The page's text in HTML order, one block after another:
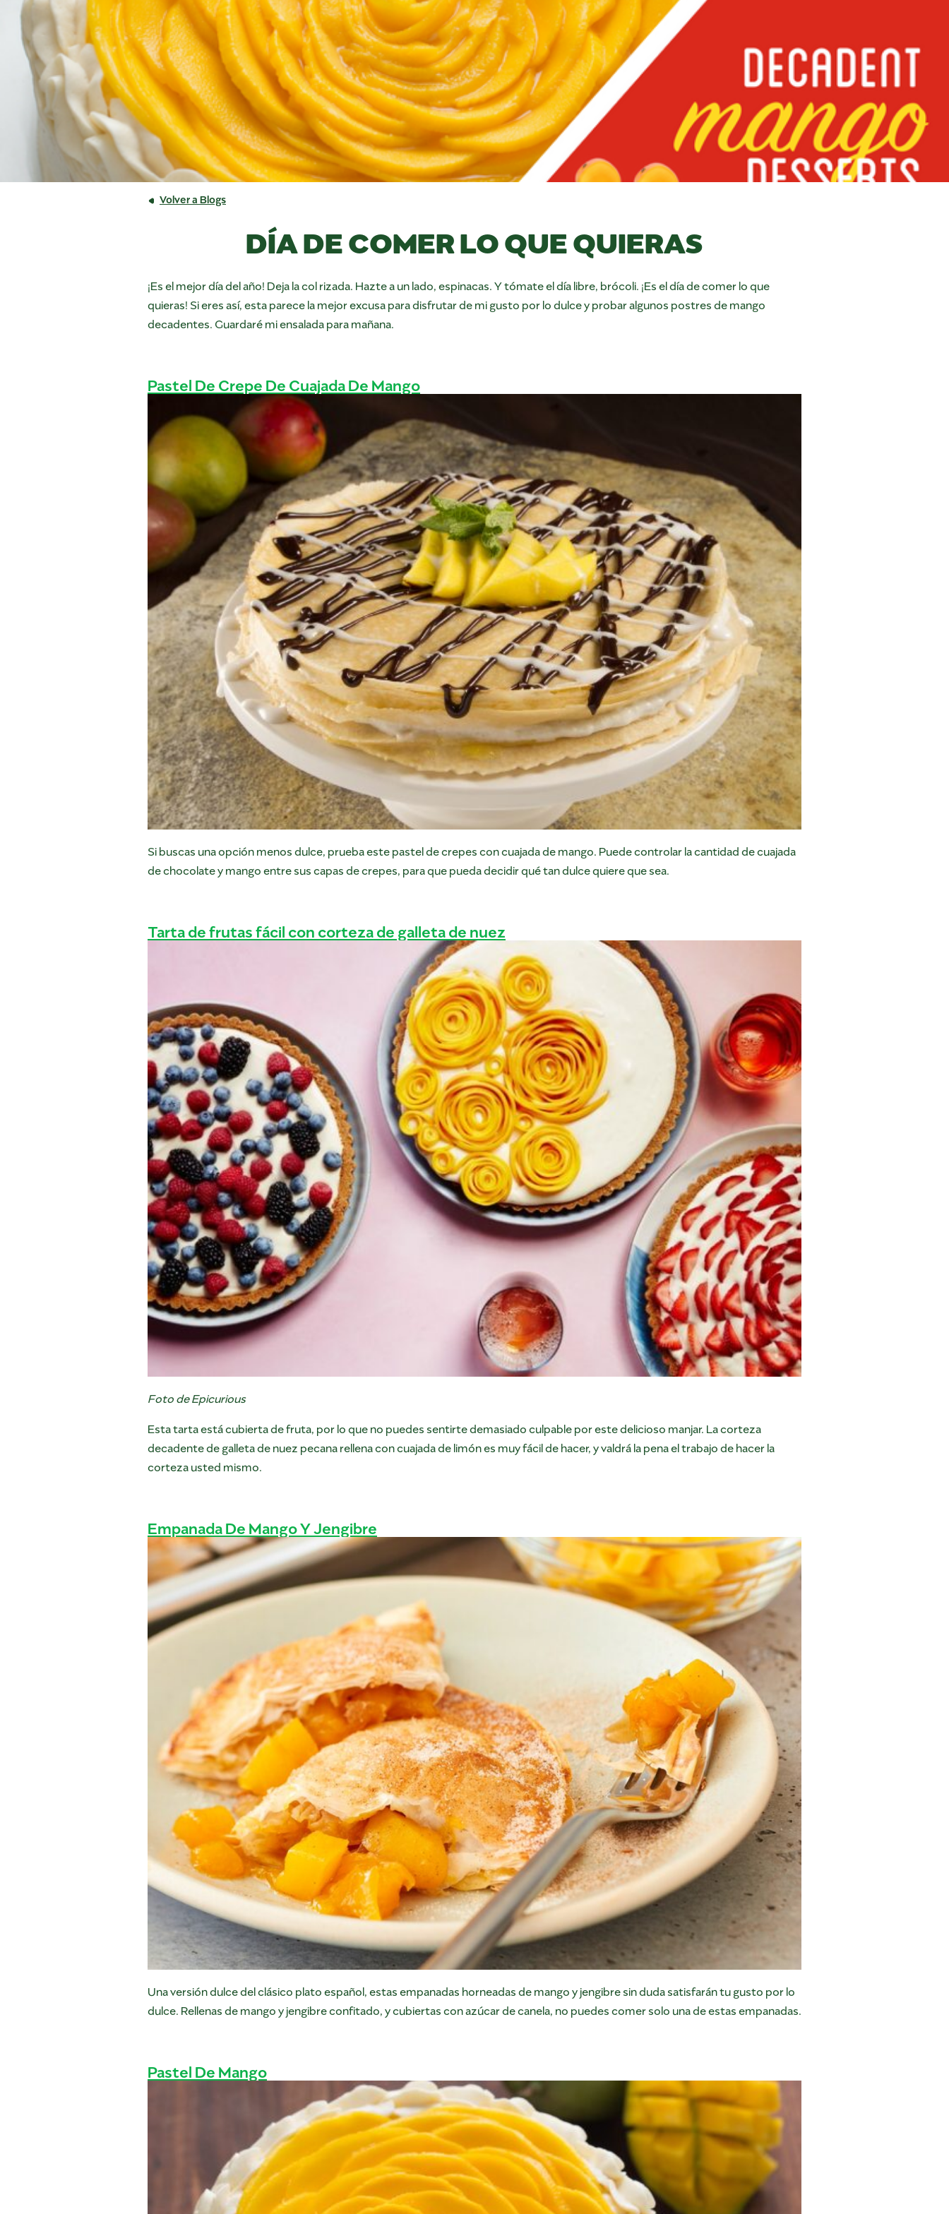
Volver a Blogs
DÍA DE COMER LO QUE QUIERAS
¡Es el mejor día del año! Deja la col rizada. Hazte a un lado, espinacas. Y tómate el día libre, brócoli. ¡Es el día de comer lo que
quieras! Si eres así, esta parece la mejor excusa para disfrutar de mi gusto por lo dulce y probar algunos postres de mango
decadentes. Guardaré mi ensalada para mañana.
Pastel De Crepe De Cuajada De Mango
Si buscas una opción menos dulce, prueba este pastel de crepes con cuajada de mango. Puede controlar la cantidad de cuajada
de chocolate y mango entre sus capas de crepes, para que pueda decidir qué tan dulce quiere que sea.
Tarta de frutas fácil con corteza de galleta de nuez
Foto de Epicurious
Esta tarta está cubierta de fruta, por lo que no puedes sentirte demasiado culpable por este delicioso manjar. La corteza
decadente de galleta de nuez pecana rellena con cuajada de limón es muy fácil de hacer, y valdrá la pena el trabajo de hacer la
corteza usted mismo.
Empanada De Mango Y Jengibre
Una versión dulce del clásico plato español, estas empanadas horneadas de mango y jengibre sin duda satisfarán tu gusto por lo
dulce. Rellenas de mango y jengibre confitado, y cubiertas con azúcar de canela, no puedes comer solo una de estas empanadas.
Pastel De Mango